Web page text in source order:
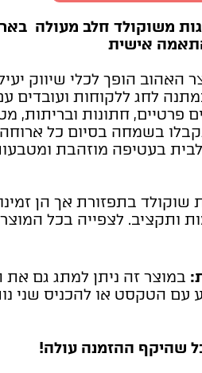
משוקולד חלב מעולה
אישית
האהוב הופך לכלי שיווק
לחג ללקוחות ועובדים
פרטיים, חתונות ובריתות,
בשמחה בסיום כל
בעטיפה מוזהבת
שוקולד בתפזורת אך הן
ותקציב. לצפייה בכל
במוצר זה ניתן למתג גם את
הטקסט או להכניס שני
שהיקף ההזמנה עולה!